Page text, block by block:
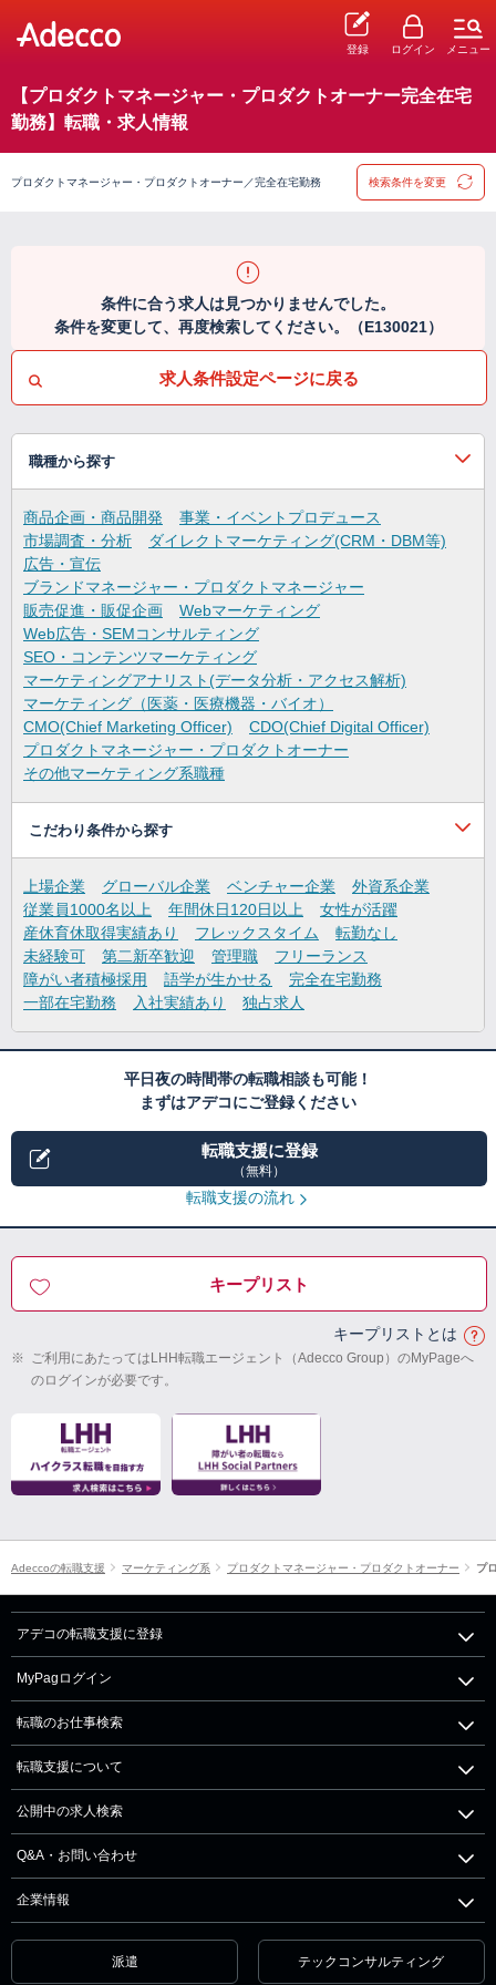
登録 ログイン メニュー
【プロダクトマネージャー・プロダクトオーナー完全在宅
勤務】転職・求人情報
プロダクトマネージャー・プロダクトオーナー／完全在宅勤務 検索条件を変更
条件に合う求人は見つかりませんでした。
条件を変更して、再度検索してください。（E130021）
求人条件設定ページに戻る
職種から探す
商品企画・商品開発
事業・イベントプロデュース
市場調査・分析
ダイレクトマーケティング(CRM・DBM等)
広告・宣伝
ブランドマネージャー・プロダクトマネージャー
販売促進・販促企画
Webマーケティング
Web広告・SEMコンサルティング
SEO・コンテンツマーケティング
マーケティングアナリスト(データ分析・アクセス解析)
マーケティング（医薬・医療機器・バイオ）
CMO(Chief Marketing Officer)
CDO(Chief Digital Officer)
プロダクトマネージャー・プロダクトオーナー
その他マーケティング系職種
こだわり条件から探す
上場企業 グローバル企業 ベンチャー企業
外資系企業
従業員1000名以上
年間休日120日以上
女性が活躍
産休育休取得実績あり
フレックスタイム
転勤なし
未経験可
第二新卒歓迎 管理職
フリーランス
障がい者積極採用
語学が生かせる
完全在宅勤務
一部在宅勤務
入社実績あり 独占求人
平日夜の時間帯の転職相談も可能！
まずはアデコにご登録ください
転職支援に登録
（無料）
転職支援の流れ
キープリスト
キープリストとは
※ ご利用にあたってはLHH転職エージェント（Adecco Group）のMyPageへ
のログインが必要です。
Adeccoの転職支援 マーケティング系 プロダクトマネージャー・プロダクトオーナー プ
アデコの転職支援に登録
MyPagログイン
転職のお仕事検索
転職支援について
公開中の求人検索
Q&A・お問い合わせ
企業情報
派遣 テックコンサルティング